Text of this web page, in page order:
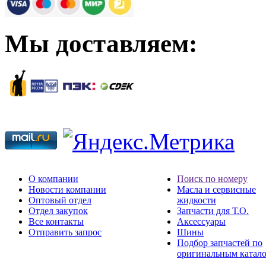
Мы доставляем:
О компании
Новости компании
Оптовый отдел
Отдел закупок
Все контакты
Отправить запрос
Поиск по номеру
Масла и сервисные
жидкости
Запчасти для Т.О.
Аксессуары
Шины
Подбор запчастей по
оригинальным